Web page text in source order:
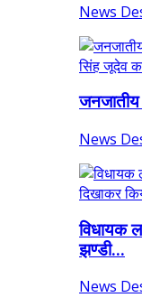
News
जनजातीय
News
विधायक
झण्डी...
News